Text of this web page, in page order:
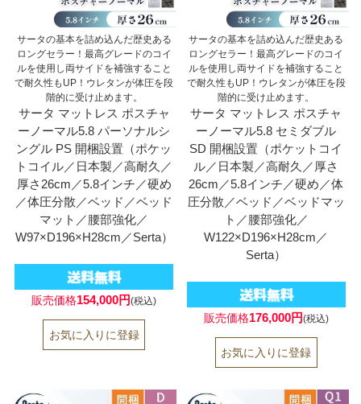
サータの基本を詰め込んだ歴史ある
ロングセラー！最高グレードのコイ
ルを使用し両サイドを補強すること
で耐久性もUP！ウレタンが体圧を段
階的に受け止めます。
サータ マットレス ポスチャ
ーノーマル5.8 パーソナルシ
ングル PS 開梱設置（ポケッ
トコイル／日本製／高耐久／
厚さ26cm／5.8インチ／硬め
／体圧分散／ベッド／ベッド
マット／腰部強化／
W97×D196×H28cm／Serta）
販売価格154,000円(税込)
サータの基本を詰め込んだ歴史ある
ロングセラー！最高グレードのコイ
ルを使用し両サイドを補強すること
で耐久性もUP！ウレタンが体圧を段
階的に受け止めます。
サータ マットレス ポスチャ
ーノーマル5.8 セミダブル
SD 開梱設置（ポケットコイ
ル／日本製／高耐久／厚さ
26cm／5.8インチ／硬め／体
圧分散／ベッド／ベッドマッ
ト／腰部強化／
W122×D196×H28cm／
Serta）
販売価格176,000円(税込)